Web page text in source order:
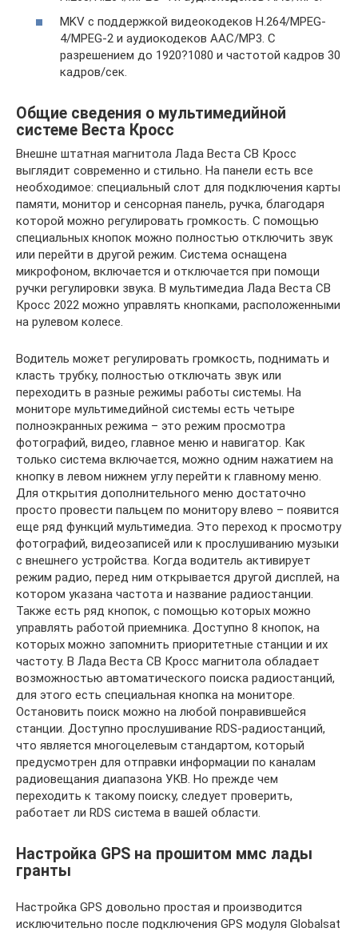
MKV с поддержкой видеокодеков H.264/MPEG-
4/MPEG-2 и аудиокодеков AAC/MP3. С
разрешением до 1920?1080 и частотой кадров 30
кадров/сек.
Общие сведения о мультимедийной
системе Веста Кросс
Внешне штатная магнитола Лада Веста СВ Кросс
выглядит современно и стильно. На панели есть все
необходимое: специальный слот для подключения карты
памяти, монитор и сенсорная панель, ручка, благодаря
которой можно регулировать громкость. С помощью
специальных кнопок можно полностью отключить звук
или перейти в другой режим. Система оснащена
микрофоном, включается и отключается при помощи
ручки регулировки звука. В мультимедиа Лада Веста СВ
Кросс 2022 можно управлять кнопками, расположенными
на рулевом колесе.
Водитель может регулировать громкость, поднимать и
класть трубку, полностью отключать звук или
переходить в разные режимы работы системы. На
мониторе мультимедийной системы есть четыре
полноэкранных режима – это режим просмотра
фотографий, видео, главное меню и навигатор. Как
только система включается, можно одним нажатием на
кнопку в левом нижнем углу перейти к главному меню.
Для открытия дополнительного меню достаточно
просто провести пальцем по монитору влево – появится
еще ряд функций мультимедиа. Это переход к просмотру
фотографий, видеозаписей или к прослушиванию музыки
с внешнего устройства. Когда водитель активирует
режим радио, перед ним открывается другой дисплей, на
котором указана частота и название радиостанции.
Также есть ряд кнопок, с помощью которых можно
управлять работой приемника. Доступно 8 кнопок, на
которых можно запомнить приоритетные станции и их
частоту. В Лада Веста СВ Кросс магнитола обладает
возможностью автоматического поиска радиостанций,
для этого есть специальная кнопка на мониторе.
Остановить поиск можно на любой понравившейся
станции. Доступно прослушивание RDS-радиостанций,
что является многоцелевым стандартом, который
предусмотрен для отправки информации по каналам
радиовещания диапазона УКВ. Но прежде чем
переходить к такому поиску, следует проверить,
работает ли RDS система в вашей области.
Настройка GPS на прошитом ммс лады
гранты
Настройка GPS довольно простая и производится
исключительно после подключения GPS модуля Globalsat